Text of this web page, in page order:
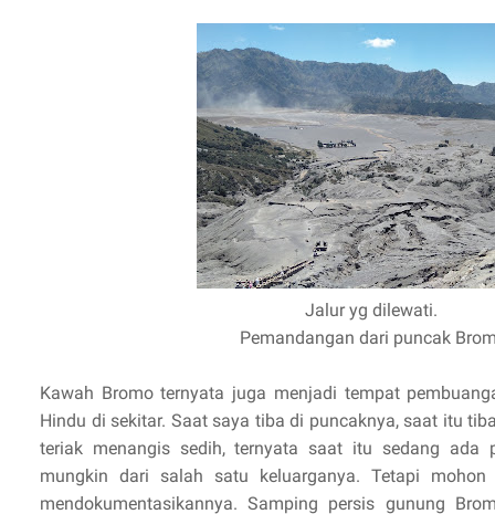
Jalur yg dilewati.
Pemandangan dari puncak
Kawah Bromo ternyata juga menjadi tempat
Hindu di sekitar. Saat saya tiba di puncaknya, saat itu
teriak menangis sedih, ternyata saat itu sedang ada
mungkin dari salah satu keluarganya. Tetapi
mendokumentasikannya. Samping persis gunung